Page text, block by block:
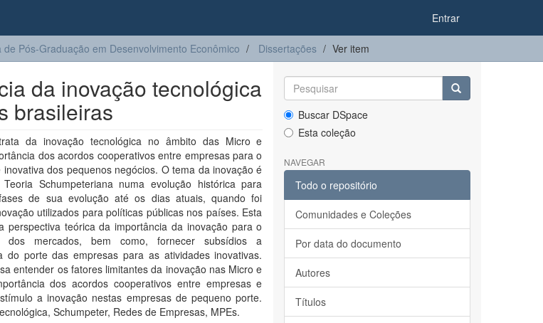
Entrar
Pós-Graduação em Desenvolvimento Econômico Dissertações Ver item
da inovação tecnológica
brasileiras
da inovação tecnológica no âmbito das Micro e
dos acordos cooperativos entre empresas para o
dos pequenos negócios. O tema da inovação é
Schumpeteriana numa evolução histórica para
de sua evolução até os dias atuais, quando foi
utilizados para políticas públicas nos países. Esta
perspectiva teórica da importância da inovação para o
dos mercados, bem como, fornecer subsídios a
do porte das empresas para as atividades inovativas.
entender os fatores limitantes da inovação nas Micro e
dos acordos cooperativos entre empresas e
a inovação nestas empresas de pequeno porte.
Schumpeter, Redes de Empresas, MPEs.
Buscar DSpace
Esta coleção
NAVEGAR
Todo o repositório
Comunidades e Coleções
Por data do documento
Autores
Títulos